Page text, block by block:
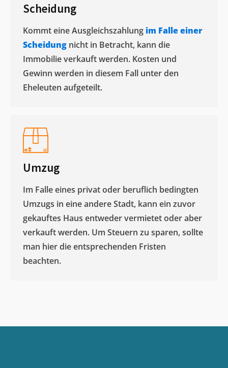
Scheidung
Kommt eine Ausgleichszahlung im Falle einer
Scheidung nicht in Betracht, kann die
Immobilie verkauft werden. Kosten und
Gewinn werden in diesem Fall unter den
Eheleuten aufgeteilt.​
Umzug
Im Falle eines privat oder beruflich bedingten
Umzugs in eine andere Stadt, kann ein zuvor
gekauftes Haus entweder vermietet oder aber
verkauft werden. Um Steuern zu sparen, sollte
man hier die entsprechenden Fristen
beachten.